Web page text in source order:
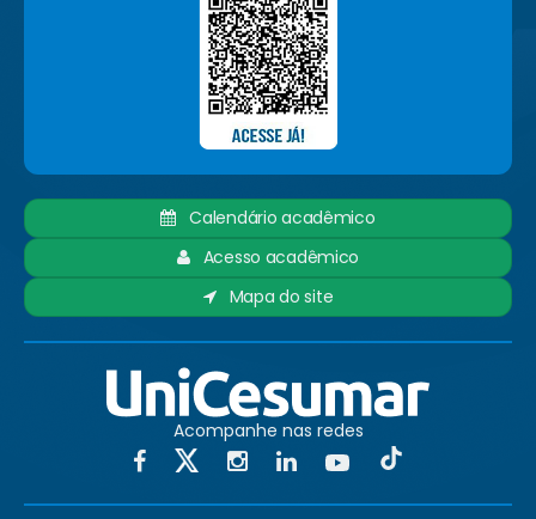
Calendário acadêmico
Acesso acadêmico
Mapa do site
Acompanhe nas redes